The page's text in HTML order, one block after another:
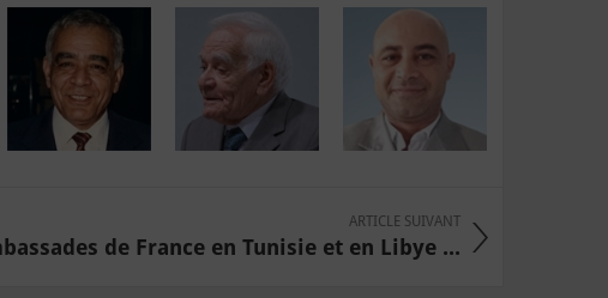
ARTICLE SUIVANT
de France en Tunisie et en Libye ...